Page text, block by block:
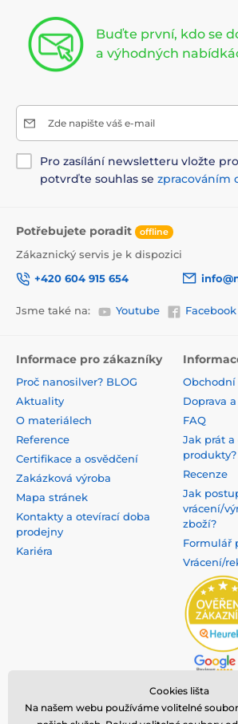
Buďte první, kdo se
a výhodných
Zde napište váš e-mail
Pro zasílání newsletteru vložte
potvrďte souhlas se zpracováním
Potřebujete poradit offline
Zákaznický servis je k dispozici
+420 604 915 654
Jsme také na: Youtube Facebook
Informace pro zákazníky
Proč nanosilver? BLOG
Aktuality
O materiálech
Reference
Certifikace a osvědčení
Zakázková výroba
Mapa stránek
Kontakty a otevírací doba
prodejny
Kariéra
Doprava
FAQ
Jak prát a
produkty?
Recenze
Jak
vrácení/
zboží?
Formulář
Vrácení/
Cookies lišta
Na našem webu používáme volitelné